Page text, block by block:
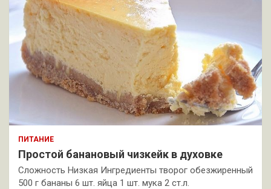
ПИТАНИЕ
Простой банановый чизкейк в духовке
Сложность Низкая Ингредиенты творог обезжиренный
500 г бананы 6 шт. яйца 1 шт. мука 2 ст.л.